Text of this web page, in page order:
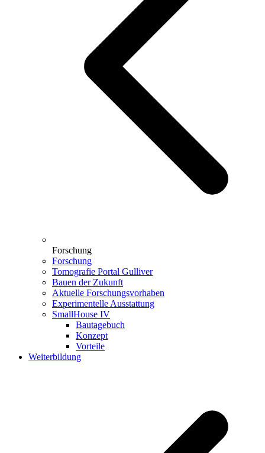
Forschung
Forschung
Tomografie Portal Gulliver
Bauen der Zukunft
Aktuelle Forschungsvorhaben
Experimentelle Ausstattung
SmallHouse IV
Bautagebuch
Konzept
Vorteile
Weiterbildung